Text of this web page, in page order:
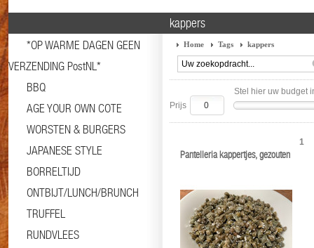
*OP WARME DAGEN GEEN
VERZENDING PostNL*
BBQ
AGE YOUR OWN COTE
WORSTEN & BURGERS
JAPANESE STYLE
BORRELTIJD
ONTBIJT/LUNCH/BRUNCH
TRUFFEL
RUNDVLEES
kappers
Home Tags kappers
Stel hier uw budget
Prijs
Pantelleria kappertjes, gezouten
1